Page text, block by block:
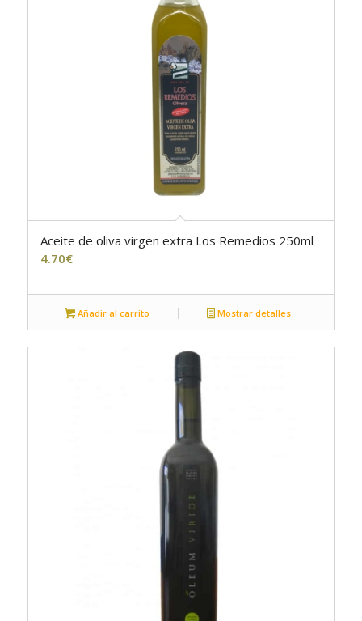
Aceite de oliva virgen extra Los Remedios 250ml
4.70€
Añadir al carrito Mostrar detalles